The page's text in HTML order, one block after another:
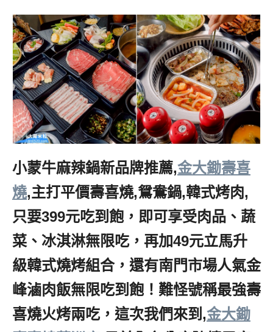
小蒙牛麻辣鍋新品牌推薦,金大鋤壽喜
燒,主打平價壽喜燒,鴛鴦鍋,韓式烤肉,
只要399元吃到飽，即可享受肉品、蔬
菜、冰淇淋無限吃，再加49元立馬升
級韓式燒烤組合，還有南門市場人氣金
峰滷肉飯無限吃到飽！難怪號稱最強壽
喜燒火烤兩吃，這次我們來到,金大鋤